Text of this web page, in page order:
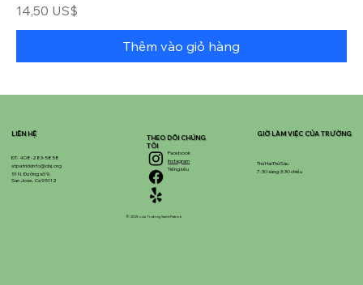
Giá
14,50 US$
Thêm vào giỏ hàng
LIÊN HỆ
ĐT: 408-283-5858
stpatrickinfo@dsj.org
51 N. Đường số 9,
San Jose, Ca 95112
Facebook
Instagram
Tiếng kêu
THEO DÕI CHÚNG
TÔI
© 2025 của Trường Saint Patrick
GIỜ LÀM VIỆC CỦA TRƯỜNG
Thứ Hai-Thứ Sáu
7:30 sáng-3:30 chiều